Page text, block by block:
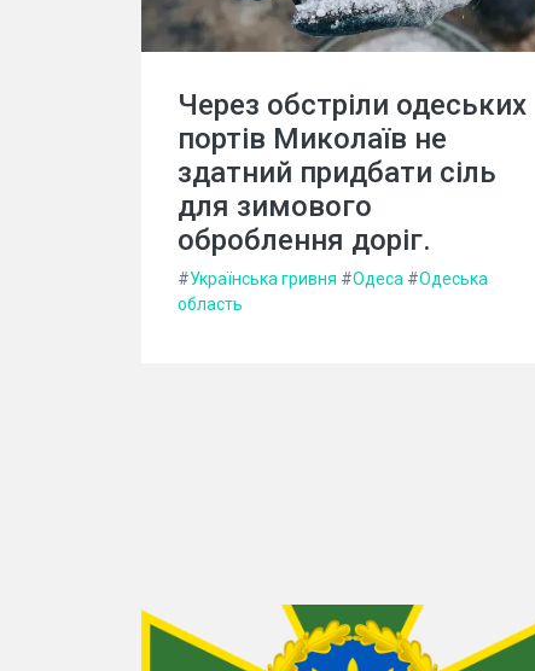
Через обстріли одеських
портів Миколаїв не
здатний придбати сіль
для зимового
оброблення доріг.
#Українська гривня #Одеса #Одеська
область